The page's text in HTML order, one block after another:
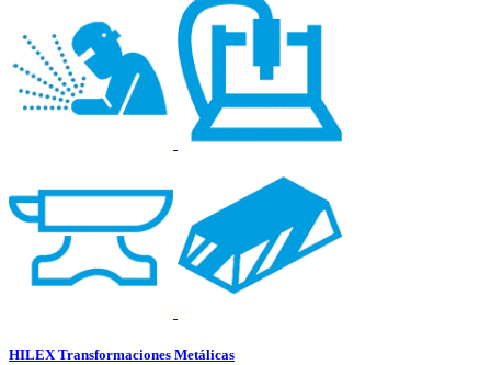
HILEX Transformaciones Metálicas